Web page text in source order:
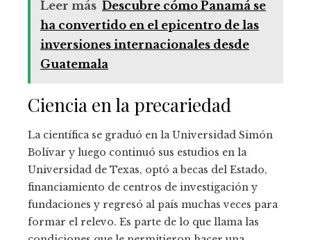
Leer más Descubre cómo Panamá se
ha convertido en el epicentro de las
inversiones internacionales desde
Guatemala
Ciencia en la precariedad
La científica se graduó en la Universidad Simón
Bolívar y luego continuó sus estudios en la
Universidad de Texas, optó a becas del Estado,
financiamiento de centros de investigación y
fundaciones y regresó al país muchas veces para
formar el relevo. Es parte de lo que llama las